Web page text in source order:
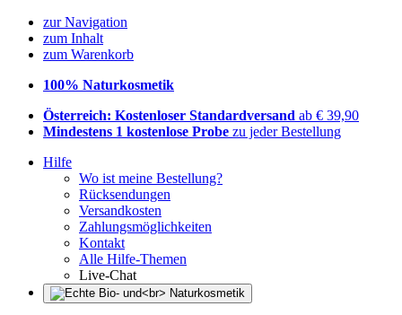
zur Navigation
zum Inhalt
zum Warenkorb
100% Naturkosmetik
Österreich: Kostenloser Standardversand ab € 39,90
Mindestens 1 kostenlose Probe zu jeder Bestellung
Hilfe
Wo ist meine Bestellung?
Rücksendungen
Versandkosten
Zahlungsmöglichkeiten
Kontakt
Alle Hilfe-Themen
Live-Chat